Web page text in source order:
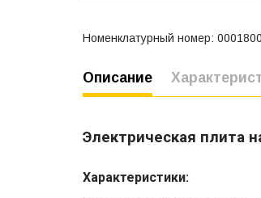
Номенклатурный номер:
Описание
Электрическая плита
Характеристики: